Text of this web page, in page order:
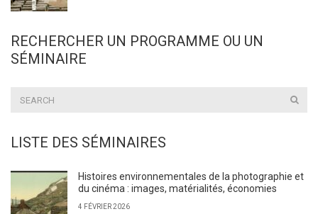
RECHERCHER UN PROGRAMME OU UN
SÉMINAIRE
LISTE DES SÉMINAIRES
Histoires environnementales de la photographie et
du cinéma : images, matérialités, économies
4 FÉVRIER 2026